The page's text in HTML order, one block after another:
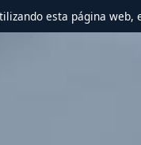
esta página web,